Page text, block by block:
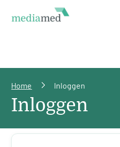
Home Inloggen
Inloggen